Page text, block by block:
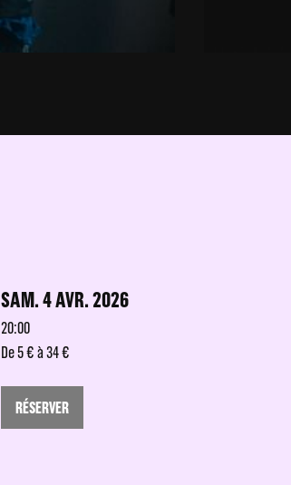
SAM. 4 AVR. 2026
20:00
De 5 € à 34 €
RÉSERVER